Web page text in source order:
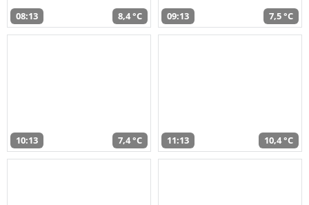
08:13 8,4 °C 09:13 7,5 °C
10:13 7,4 °C 11:13 10,4 °C